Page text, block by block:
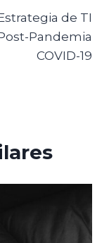
de TI
Pandemia
COVID-19